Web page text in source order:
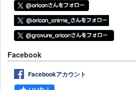
Facebook
Facebookアカウント